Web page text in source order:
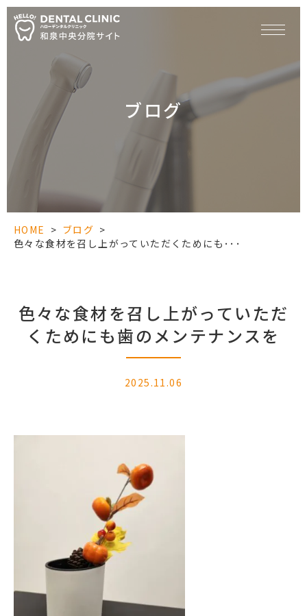
ブログ
HOME > ブログ >
色々な食材を召し上がっていただくためにも･･･
色々な食材を召し上がっていただ
くためにも歯のメンテナンスを
2025.11.06